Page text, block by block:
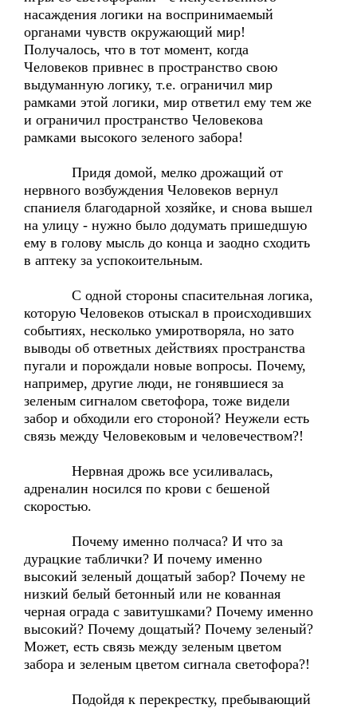
насаждения логики на воспринимаемый
органами чувств окружающий мир!
Получалось, что в тот момент, когда
Человеков привнес в пространство свою
выдуманную логику, т.е. ограничил мир
рамками этой логики, мир ответил ему тем же
и ограничил пространство Человекова
рамками высокого зеленого забора!
Придя домой, мелко дрожащий от
нервного возбуждения Человеков вернул
спаниеля благодарной хозяйке, и снова вышел
на улицу - нужно было додумать пришедшую
ему в голову мысль до конца и заодно сходить
в аптеку за успокоительным.
С одной стороны спасительная логика,
которую Человеков отыскал в происходивших
событиях, несколько умиротворяла, но зато
выводы об ответных действиях пространства
пугали и порождали новые вопросы. Почему,
например, другие люди, не гонявшиеся за
зеленым сигналом светофора, тоже видели
забор и обходили его стороной? Неужели есть
связь между Человековым и человечеством?!
Нервная дрожь все усиливалась,
адреналин носился по крови с бешеной
скоростью.
Почему именно полчаса? И что за
дурацкие таблички? И почему именно
высокий зеленый дощатый забор? Почему не
низкий белый бетонный или не кованная
черная ограда с завитушками? Почему именно
высокий? Почему дощатый? Почему зеленый?
Может, есть связь между зеленым цветом
забора и зеленым цветом сигнала светофора?!
Подойдя к перекрестку, пребывающий